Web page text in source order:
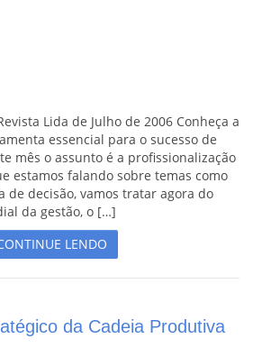
Lida de Julho de 2006 Conheça a
essencial para o sucesso de
mês o assunto é a profissionalização
estamos falando sobre temas como
de decisão, vamos tratar agora do
da gestão, o […]
LENDO
da Cadeia Produtiva